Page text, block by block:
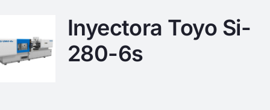
Inyectora Toyo Si-
280-6s